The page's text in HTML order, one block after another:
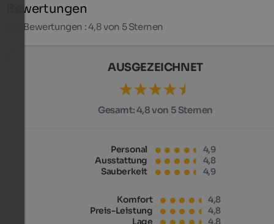
Bewertungen
Bewertungen : 4,8 von 5 Sternen
AUSGEZEICHNET
Gesamt:4,8 von 5 Sternen
Personal
4,9
Ausstattung
4,8
Sauberkeit
4,9
Komfort
4,8
Preis-Leistung
4,8
Lage
4,8